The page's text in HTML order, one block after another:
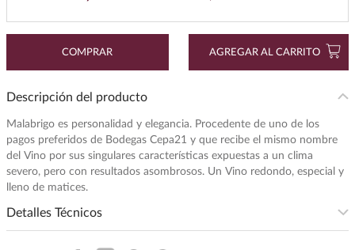
COMPRAR AGREGAR AL CARRITO
Descripción del producto
Malabrigo es personalidad y elegancia. Procedente de uno de los
pagos preferidos de Bodegas Cepa21 y que recibe el mismo nombre
del Vino por sus singulares características expuestas a un clima
severo, pero con resultados asombrosos. Un Vino redondo, especial y
lleno de matices.
Detalles Técnicos
9.
maestro dobel
black label